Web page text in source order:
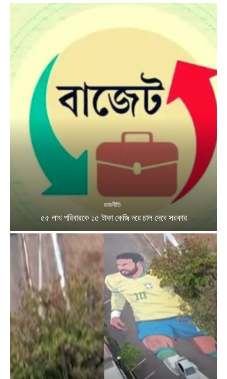
রাজনীতি
৫৫ লাখ পরিবারকে ১৫ টাকা কেজি দরে চাল দেবে সরকার